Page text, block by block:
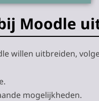
Moodle
willen uitbreiden,
mogelijkheden.